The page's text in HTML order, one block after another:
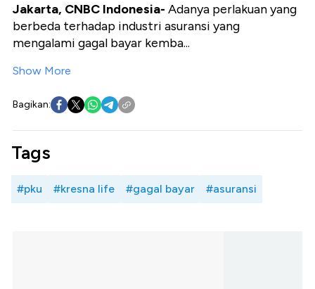
Jakarta, CNBC Indonesia- Adanya perlakuan yang
berbeda terhadap industri asuransi yang
mengalami gagal bayar kemba...
Show More
Bagikan:
Tags
#pku #kresna life #gagal bayar #asuransi